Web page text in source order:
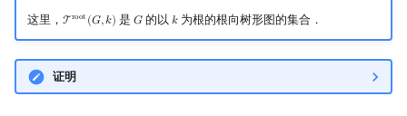
这里， Troot (𝐺,𝑘)
Troot(G,k) 是 𝐺
G的以 𝑘
k为根的根向树形图的集合．
证明